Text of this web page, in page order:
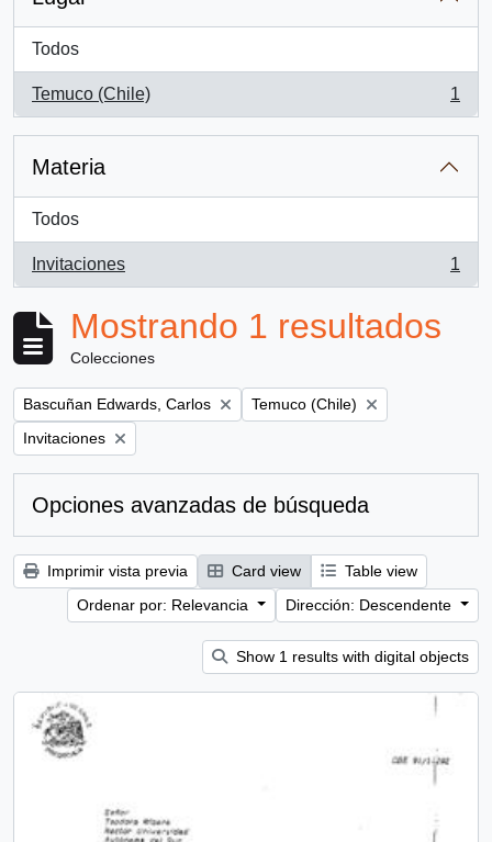
Todos
Temuco (Chile)
, 1 resultados
1
Materia
Todos
Invitaciones
, 1 resultados
1
Mostrando 1 resultados
Colecciones
Remove filter:
Bascuñan Edwards, Carlos Remove filter:
Temuco (Chile)
Remove filter:
Invitaciones
Opciones avanzadas de búsqueda
Imprimir vista previa Card view
Table view
Ordenar por: Relevancia
Dirección: Descendente
Show 1 results with digital objects